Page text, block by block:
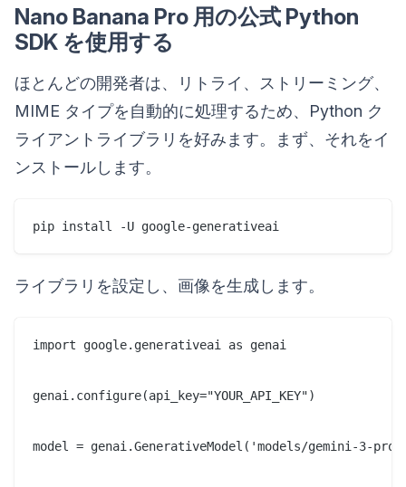
Nano Banana Pro 用の公式 Python
SDK を使用する
ほとんどの開発者は、リトライ、ストリーミング、
MIME タイプを自動的に処理するため、Python ク
ライアントライブラリを好みます。まず、それをイ
ンストールします。
ライブラリを設定し、画像を生成します。
import google.generativeai as genai
genai.configure(api_key="YOUR_API_KEY")
model = genai.GenerativeModel('models/gemini-3-